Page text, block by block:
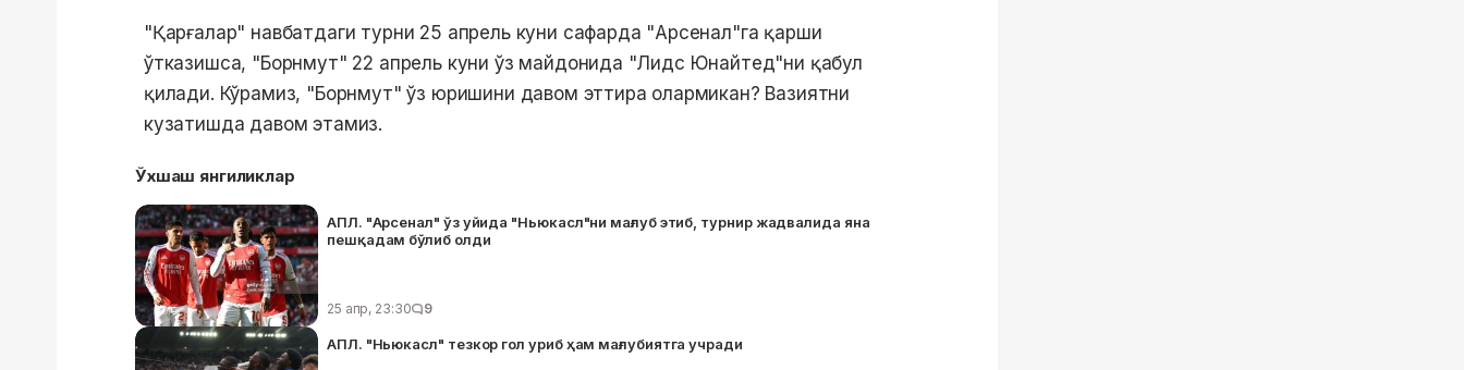
"Қарғалар" навбатдаги турни 25 апрель куни сафарда "Арсенал"га қарши
ўтказишса, "Борнмут" 22 апрель куни ўз майдонида "Лидс Юнайтед"ни қабул
қилади. Кўрамиз, "Борнмут" ўз юришини давом эттира олармикан? Вазиятни
кузатишда давом этамиз.
Ўхшаш янгиликлар
АПЛ. "Арсенал" ўз уйида "Ньюкасл"ни мағлуб этиб, турнир жадвалида яна
пешқадам бўлиб олди
25 апр, 23:30 9
АПЛ. "Ньюкасл" тезкор гол уриб ҳам мағлубиятга учради